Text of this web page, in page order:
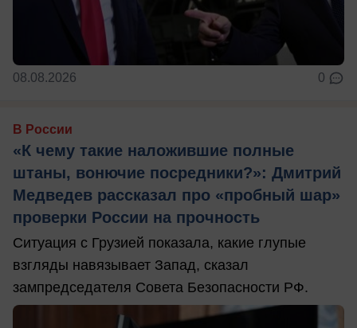
08.08.2026 0
В России
«К чему такие наложившие полные
штаны, вонючие посредники?»: Дмитрий
Медведев рассказал про «пробный шар»
проверки России на прочность
Ситуация с Грузией показала, какие глупые
взгляды навязывает Запад, сказал
зампредседателя Совета Безопасности РФ.